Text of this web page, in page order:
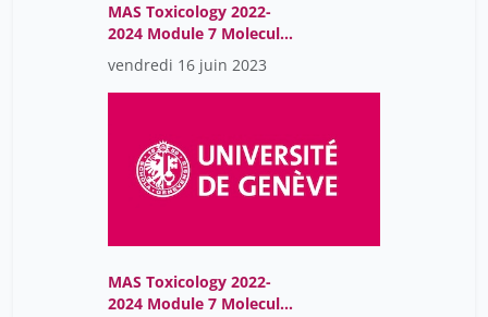
MAS Toxicology 2022-
2024 Module 7 Molecular
Endocrinology
vendredi 16 juin 2023
MAS Toxicology 2022-
2024 Module 7 Molecular